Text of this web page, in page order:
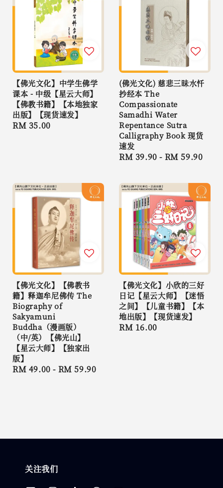
【佛光文化】中学生佛学
课本 - 中级【星云大师】
【佛教书籍】【本地独家
出版】【现货速发】
Regular
RM 35.00
(佛光文化) 慈悲三昧水忏
抄经本 The
Compassionate
Samadhi Water
Repentance Sutra
Calligraphy Book 现货
速发
Regular
RM 39.90 - RM 59.90
【佛光文化】【佛教书
籍】释迦牟尼佛传 The
Biography of
Sakyamuni
Buddha（漫画版）
（中/英）【佛光山】
【星云大师】【独家出
版】
Regular
RM 49.00 - RM 59.90
【佛光文化】小欣的三好
日记【星云大师】【迷悟
之间】【儿童书籍】【本
地出版】【现货速发】
Regular
RM 16.00
关注我们